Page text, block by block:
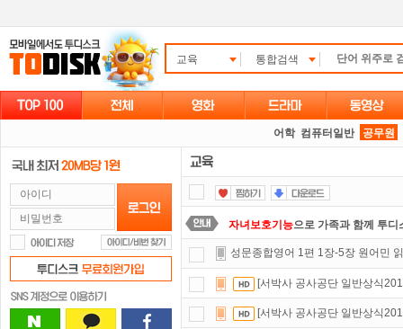
교육 통합검색
어학 컴퓨터일반 공무원
자녀보호기능으로 가족과 함께 투
댓글만 잘써도 무료 포인트 를 드립
숨어있는 카드 마일리지 조회하고
요즘 뭐가 재밌지? 고민되면 눌러봐!
성문종합영어 1편 1장-5장 원어민
[서박사 공사공단 일반상식
[서박사 공사공단 일반상식